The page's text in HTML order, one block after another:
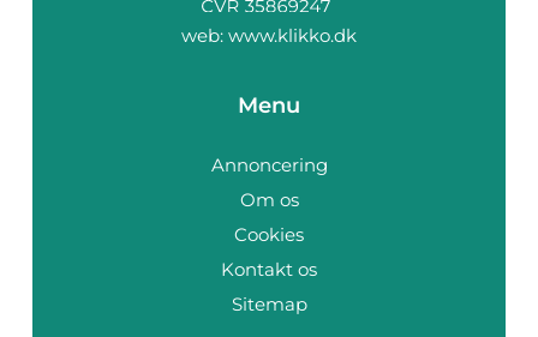
web: www.klikko.dk
Menu
Annoncering
Om os
Cookies
Kontakt os
Sitemap